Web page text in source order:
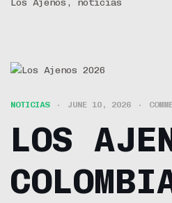
Los Ajenos, noticias
NOTICIAS JUNE 10, 2026
LOS